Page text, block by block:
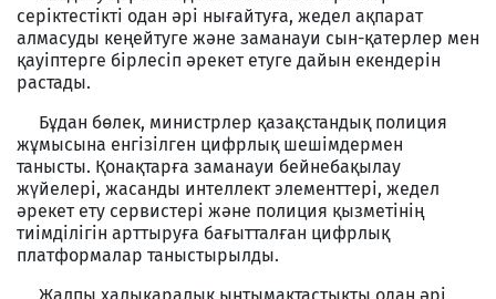
серіктестікті одан әрі нығайтуға, жедел ақпарат
алмасуды кеңейтуге және заманауи сын-қатерлер мен
қауіптерге бірлесіп әрекет етуге дайын екендерін
растады.
Бұдан бөлек, министрлер қазақстандық полиция
жұмысына енгізілген цифрлық шешімдермен
танысты. Қонақтарға заманауи бейнебақылау
жүйелері, жасанды интеллект элементтері, жедел
әрекет ету сервистері және полиция қызметінің
тиімділігін арттыруға бағытталған цифрлық
платформалар таныстырылды.